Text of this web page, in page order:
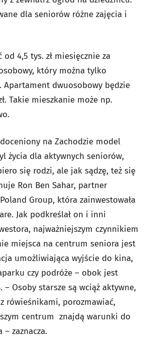
dla seniorów różne zajęcia i
od 4,5 tys. zł miesięcznie za
który można tylko
Apartament dwuosobowy będzie
Takie mieszkanie może np.
na Zachodzie model
życia dla aktywnych seniorów,
się rodzi, ale jak sądzę, też się
Ron Ben Sahar, partner
Group, która zainwestowała
Jak podkreślał on i inni
najważniejszym czynnikiem
miejsca na centrum seniora jest
umożliwiająca wyjście do kina,
czy podróże – obok jest
– Osoby starsze są wciąż aktywne,
rówieśnikami, porozmawiać,
centrum znajdą warunki do
– zaznacza.